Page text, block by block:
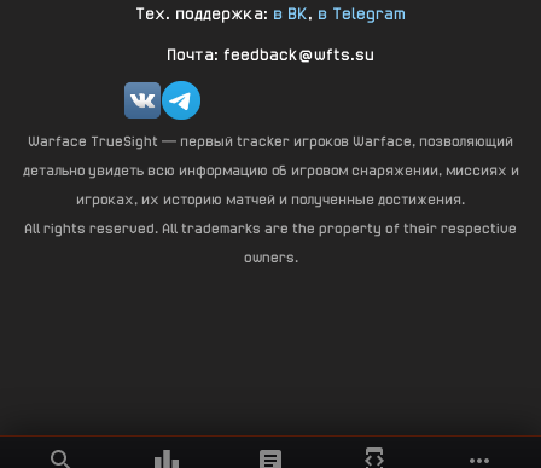
Тех. поддержка: в ВК, в Telegram
Почта: feedback@wfts.su
Warface TrueSight — первый tracker игроков Warface, позволяющий
детально увидеть всю информацию об игровом снаряжении, миссиях и
игроках, их историю матчей и полученные достижения.
All rights reserved. All trademarks are the property of their respective
owners.